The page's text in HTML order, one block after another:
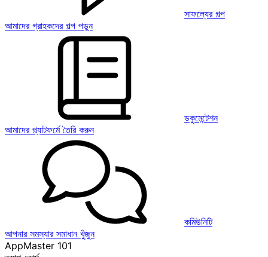
সাফল্যের গল্প
আমাদের গ্রাহকদের গল্প পড়ুন
ডকুমেন্টেশন
আমাদের প্ল্যাটফর্মে তৈরি করুন
কমিউনিটি
আপনার সমস্যার সমাধান খুঁজুন
AppMaster 101